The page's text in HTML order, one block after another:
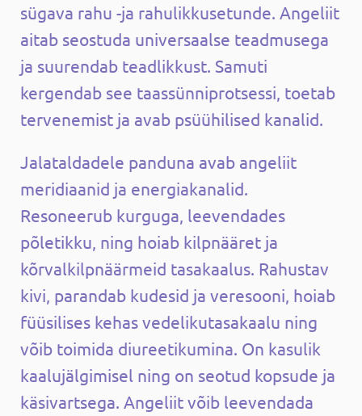
sügava rahu -ja rahulikkusetunde. Angeliit
aitab seostuda universaalse teadmusega
ja suurendab teadlikkust. Samuti
kergendab see taassünniprotsessi, toetab
tervenemist ja avab psüühilised kanalid.
Jalataldadele panduna avab angeliit
meridiaanid ja energiakanalid.
Resoneerub kurguga, leevendades
põletikku, ning hoiab kilpnääret ja
kõrvalkilpnäärmeid tasakaalus. Rahustav
kivi, parandab kudesid ja veresooni, hoiab
füüsilises kehas vedelikutasakaalu ning
võib toimida diureetikumina. On kasulik
kaalujälgimisel ning on seotud kopsude ja
käsivartsega. Angeliit võib leevendada